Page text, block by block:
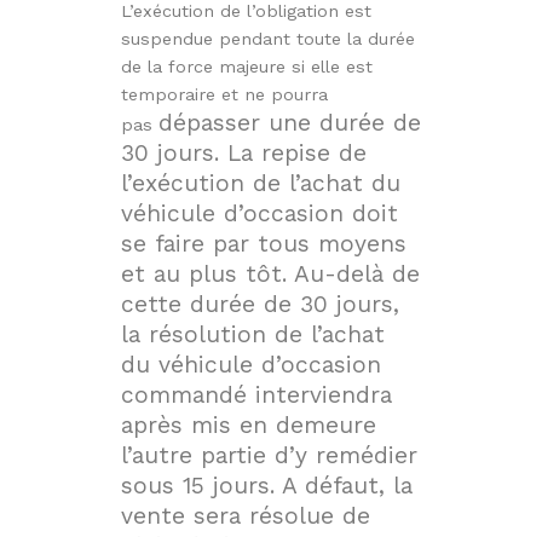
L’exécution de l’obligation est
suspendue pendant toute la durée
de la force majeure si elle est
temporaire et ne pourra
pas dépasser une durée de
30 jours. La repise de
l’exécution de l’achat du
véhicule d’occasion doit
se faire par tous moyens
et au plus tôt. Au-delà de
cette durée de 30 jours,
la résolution de l’achat
du véhicule d’occasion
commandé interviendra
après mis en demeure
l’autre partie d’y remédier
sous 15 jours. A défaut, la
vente sera résolue de